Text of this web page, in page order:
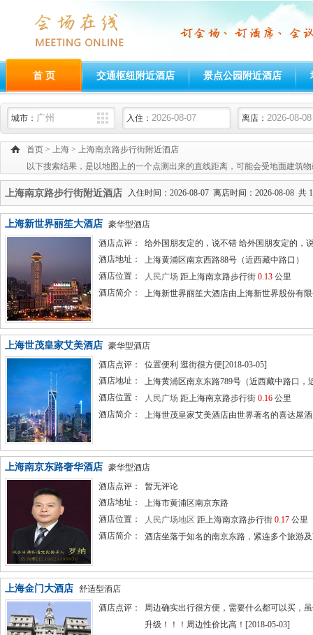
首 页 交通枢纽附近酒店 景点公园附近酒店
城市： 入住： 离店：
首页 > 上海 > 上海南京路步行街附近酒店
以下搜索结果，是以地图上的一个点测出来的直线距离，可能会受地面建筑
上海南京路步行街附近酒店 入住时间：2026-08-07 离店时间：2026-08-08 共
上海新世界丽笙大酒店 豪华型酒店
酒店点评：
给外国朋友定的，说不错 给外国朋友定的，
酒店地址：
上海黄浦区南京西路88号（近西藏中路口）
酒店位置：
人民广场 距上海南京路步行街 0.13 公里
酒店简介：
上海新世界丽笙大酒店由上海新世界股份有
上海世茂皇家艾美酒店 豪华型酒店
酒店点评：
位置便利 逛街很方便[2018-03-05]
酒店地址：
上海黄浦区南京东路789号（近西藏中路口，
酒店位置：
人民广场 距上海南京路步行街 0.16 公里
酒店简介：
上海世茂皇家艾美酒店由世界著名的喜达屋
上海南京东路奢华酒店 豪华型酒店
酒店点评：
暂无评论
酒店地址：
上海市黄浦区南京东路
酒店位置：
人民广场地区 距上海南京路步行街 0.17 公里
酒店简介：
酒店坐落于知名的南京东路，紧连多个旅游
上海金门大酒店 舒适型酒店
酒店点评：
周边确实出行很方便，需要什么都可以买，
升级！！！周边性价比高！[2018-05-03]